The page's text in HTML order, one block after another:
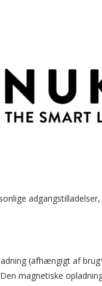
(afhængigt af
magnetiske